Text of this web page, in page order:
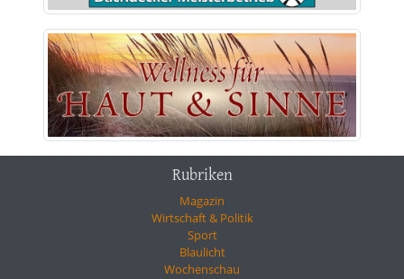
Rubriken
Magazin
Wirtschaft & Politik
Sport
Blaulicht
Wochenschau